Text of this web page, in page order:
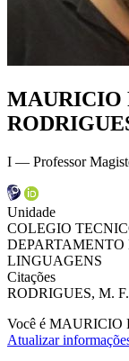
MAURICIO
I — Professor
Unidade
COLEGIO
LINGUAGENS
Citações
RODRIGUES, M.
Você é
Atualizar